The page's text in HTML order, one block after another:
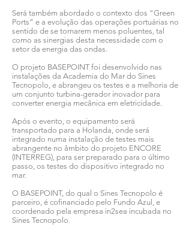
Será também abordado o contexto dos “Green
Ports” e a evolução das operações portuárias no
sentido de se tornarem menos poluentes, tal
como as sinergias desta necessidade com o
setor da energia das ondas.
O projeto BASEPOINT foi desenvolvido nas
instalações da Academia do Mar do Sines
Tecnopolo, e abrangeu os testes e a melhoria de
um conjunto turbina-gerador inovador para
converter energia mecânica em eletricidade.
Após o evento, o equipamento será
transportado para a Holanda, onde será
integrado numa instalação de testes mais
abrangente no âmbito do projeto ENCORE
(INTERREG), para ser preparado para o último
passo, os testes do dispositivo integrado no
mar.
O BASEPOINT, do qual o Sines Tecnopolo é
parceiro, é cofinanciado pelo Fundo Azul, e
coordenado pela empresa in2sea incubada no
Sines Tecnopolo.